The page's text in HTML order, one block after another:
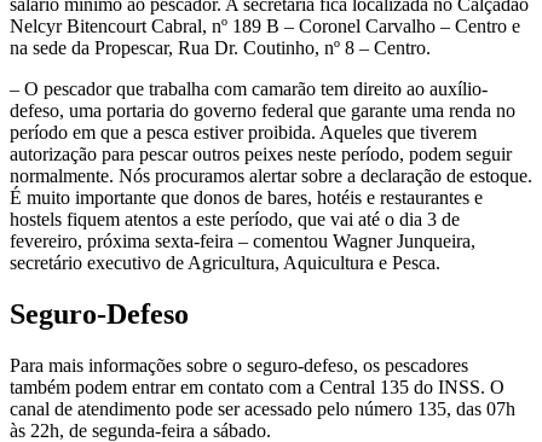
salário mínimo ao pescador. A secretaria fica localizada no Calçadão
Nelcyr Bitencourt Cabral, nº 189 B – Coronel Carvalho – Centro e
na sede da Propescar, Rua Dr. Coutinho, nº 8 – Centro.
– O pescador que trabalha com camarão tem direito ao auxílio-
defeso, uma portaria do governo federal que garante uma renda no
período em que a pesca estiver proibida. Aqueles que tiverem
autorização para pescar outros peixes neste período, podem seguir
normalmente. Nós procuramos alertar sobre a declaração de estoque.
É muito importante que donos de bares, hotéis e restaurantes e
hostels fiquem atentos a este período, que vai até o dia 3 de
fevereiro, próxima sexta-feira – comentou Wagner Junqueira,
secretário executivo de Agricultura, Aquicultura e Pesca.
Seguro-Defeso
Para mais informações sobre o seguro-defeso, os pescadores
também podem entrar em contato com a Central 135 do INSS. O
canal de atendimento pode ser acessado pelo número 135, das 07h
às 22h, de segunda-feira a sábado.